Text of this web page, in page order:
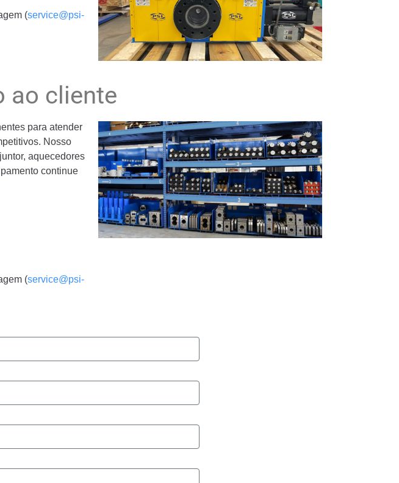
(service@psi-
ao cliente
para atender
Nosso
aquecedores
continue
(service@psi-